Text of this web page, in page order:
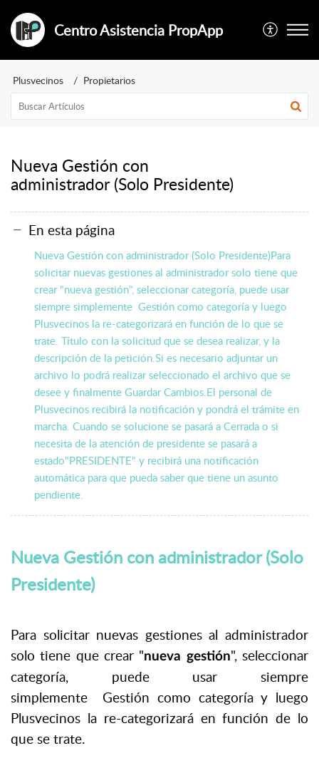
Centro Asistencia PropApp
Plusvecinos Propietarios
Nueva Gestión con
administrador (Solo Presidente)
En esta página
Nueva Gestión con administrador (Solo Presidente)Para
solicitar nuevas gestiones al administrador solo tiene que
crear "nueva gestión", seleccionar categoría, puede usar
siempre simplemente Gestión como categoría y luego
Plusvecinos la re-categorizará en función de lo que se
trate. Título con la solicitud que se desea realizar, y la
descripción de la petición.Si es necesario adjuntar un
archivo lo podrá realizar seleccionado el archivo que se
desee y finalmente Guardar Cambios.El personal de
Plusvecinos recibirá la notificación y pondrá el trámite en
marcha. Cuando se solucione se pasará a Cerrada o si
necesita de la atención de presidente se pasará a
estado"PRESIDENTE" y recibirá una notificación
automática para que pueda saber que tiene un asunto
pendiente.
Nueva Gestión con administrador (Solo
Presidente)
Para solicitar nuevas gestiones al administrador
solo tiene que crear "nueva gestión", seleccionar
categoría, puede usar siempre
simplemente Gestión como categoría y luego
Plusvecinos la re-categorizará en función de lo
que se trate.